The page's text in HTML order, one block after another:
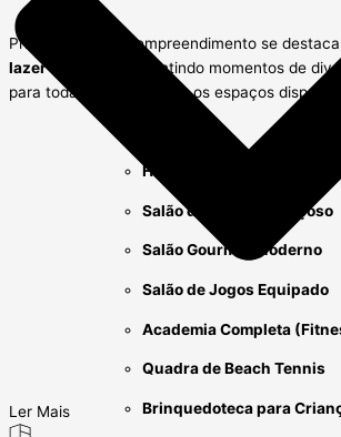
Primeiramente, o empreendimento se destaca
lazer completa
, garantindo momentos de
para toda a família. Entre os espaços
Hall de Entrada Elegante
Salão de Festas Espaçoso
Salão Gourmet Moderno
Salão de Jogos Equipado
Academia Completa
Quadra de Beach Tennis
Brinquedoteca para
Ler Mais